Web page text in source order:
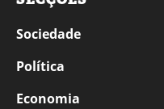
Sociedade
Política
Economia